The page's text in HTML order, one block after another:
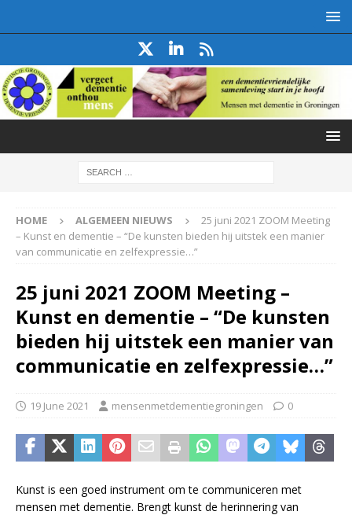
HOME ALGEMEEN NIEUWS
25 juni 2021 ZOOM Meeting
– Kunst en dementie – “De kunsten bieden hij uitstek een manier
van communicatie en zelfexpressie…”
25 juni 2021 ZOOM Meeting –
Kunst en dementie – “De kunsten
bieden hij uitstek een manier van
communicatie en zelfexpressie…”
19 June 2021 mensenmetdementiegroningen 0
Kunst is een goed instrument om te communiceren met
mensen met dementie. Brengt kunst de herinnering van